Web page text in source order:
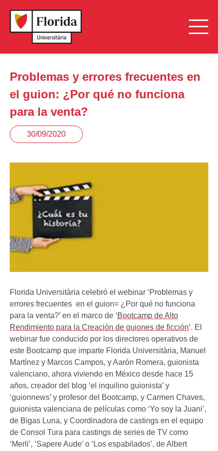
Problemas y errores frecuentes en
el guion: ¿Por qué no funciona
para la venta?
30/09/2020
Florida Universitària celebró el webinar ‘Problemas y
errores frecuentes en el guion= ¿Por qué no funciona
para la venta?’ en el marco de ‘Bootcamp de Alto
Rendimiento para la Creación de guiones de ficción‘. El
webinar fue conducido por los directores operativos de
este Bootcamp que imparte Florida Universitària, Manuel
Martínez y Marcos Campos, y Aarón Romera, guionista
valenciano, ahora viviendo en México desde hace 15
años, creador del blog ‘el inquilino guionista’ y
‘guionnews’ y profesor del Bootcamp, y Carmen Chaves,
guionista valenciana de películas como ‘Yo soy la Juani’,
de Bigas Luna, y Coordinadora de castings en el equipo
de Consol Tura para castings de series de TV como
‘Merli’, ‘Sapere Aude’ o ‘Los espabilados’, de Albert